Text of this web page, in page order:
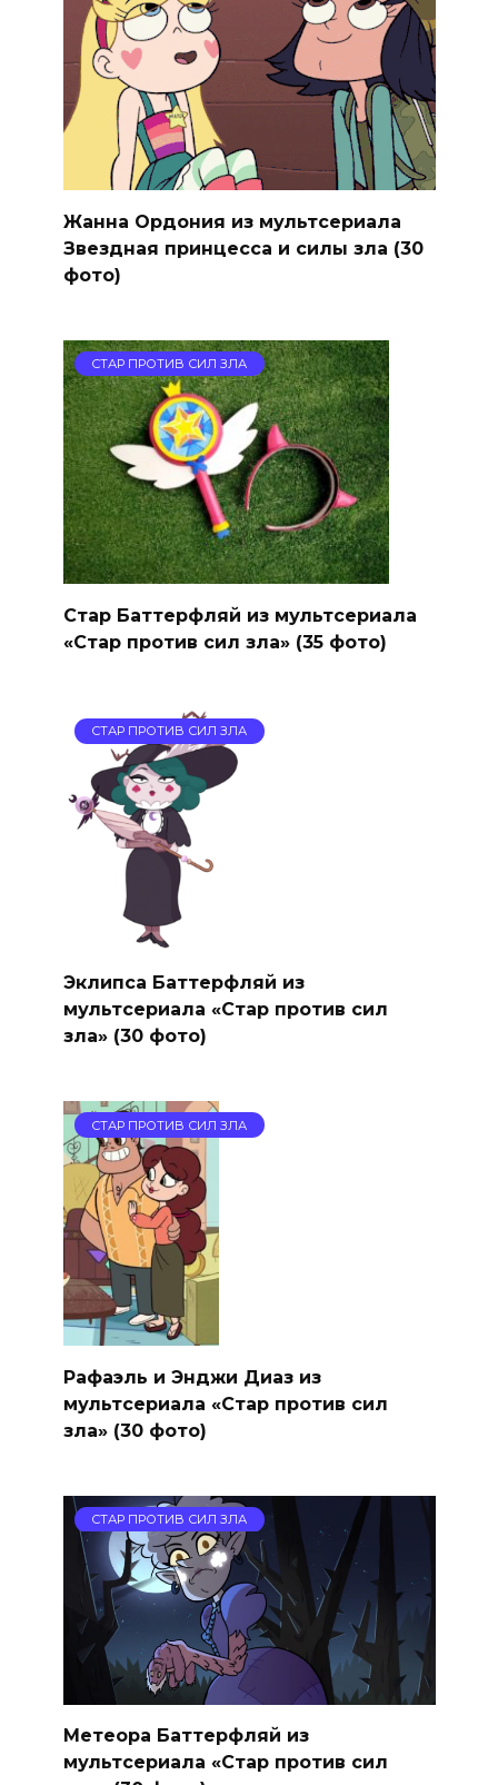
Жанна Ордония из мультсериала
Звездная принцесса и силы зла (30
фото)
СТАР ПРОТИВ СИЛ ЗЛА
Стар Баттерфляй из мультсериала
«Стар против сил зла» (35 фото)
СТАР ПРОТИВ СИЛ ЗЛА
Эклипса Баттерфляй из
мультсериала «Стар против сил
зла» (30 фото)
СТАР ПРОТИВ СИЛ ЗЛА
Рафаэль и Энджи Диаз из
мультсериала «Стар против сил
зла» (30 фото)
СТАР ПРОТИВ СИЛ ЗЛА
Метеора Баттерфляй из
мультсериала «Стар против сил